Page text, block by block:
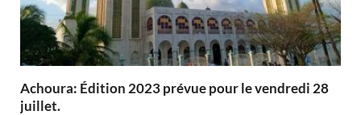
Achoura: Édition 2023 prévue pour le vendredi 28
juillet.